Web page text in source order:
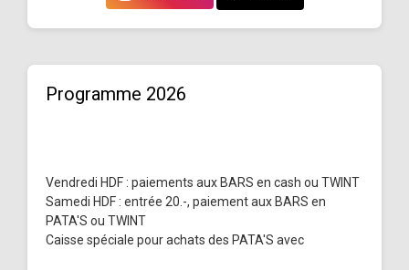
Programme 2026
Vendredi HDF : paiements aux BARS en cash ou TWINT
Samedi HDF : entrée 20.-, paiement aux BARS en
PATA'S ou TWINT
Caisse spéciale pour achats des PATA'S avec